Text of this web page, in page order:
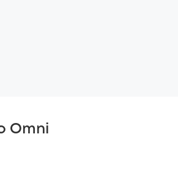
Omni